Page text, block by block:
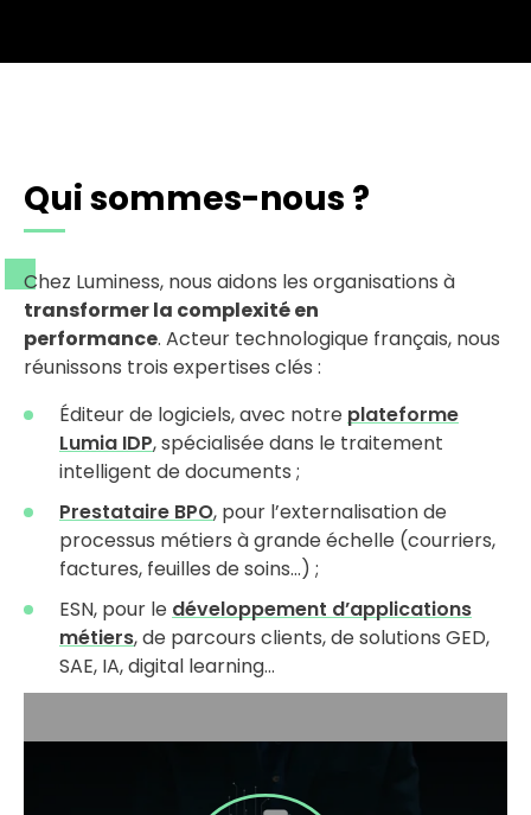
Qui sommes-nous ?
Chez Luminess, nous aidons les organisations à
transformer la complexité en
performance. Acteur technologique français, nous
réunissons trois expertises clés :
Éditeur de logiciels, avec notre plateforme
Lumia IDP, spécialisée dans le traitement
intelligent de documents ;
Prestataire BPO, pour l’externalisation de
processus métiers à grande échelle (courriers,
factures, feuilles de soins…) ;
ESN, pour le développement d’applications
métiers, de parcours clients, de solutions GED,
SAE, IA, digital learning…